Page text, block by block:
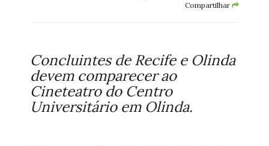
Compartilhar
Concluintes de Recife e Olinda
devem comparecer ao
Cineteatro do Centro
Universitário em Olinda.